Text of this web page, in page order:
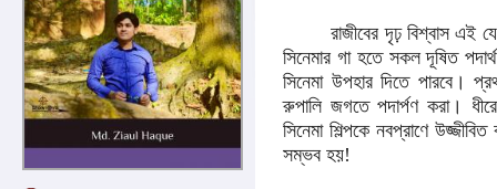
রাজীবের দৃঢ় বিশ্বাস এই যে
সিনেমার গা হতে সকল দূষিত
সিনেমা উপহার দিতে পারবে।
রুপালি জগতে পদার্পণ করা।
সিনেমা শিল্পকে নবপ্রাণে
সম্ভব হয়!